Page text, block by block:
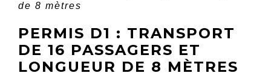
de 8 mètres
PERMIS D1 : TRANSPORT
DE 16 PASSAGERS ET
LONGUEUR DE 8 MÈTRES